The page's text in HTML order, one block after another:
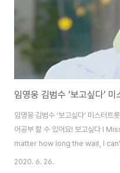
임영웅 김범수 ‘보고싶다’
임영웅 김범수 ‘보고싶다’ 미스터트
어공부 할 수 있어요! 보고싶다 I
matter how long the wait, I can't
Crying like a fool, by your side
2020. 6. 26.